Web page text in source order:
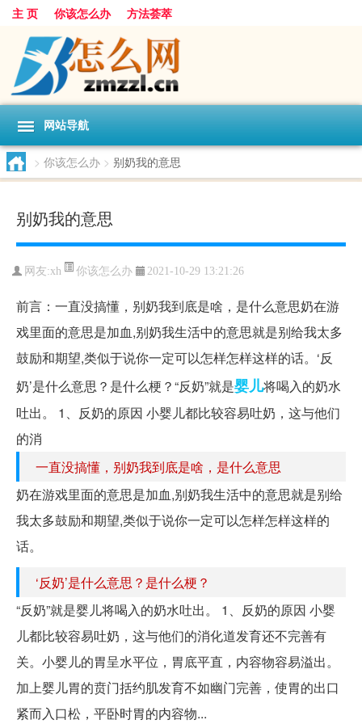
主 页 你该怎么办 方法荟萃
网站导航
> 你该怎么办 > 别奶我的意思
别奶我的意思
网友:xh 你该怎么办 2021-10-29 13:21:26
前言：一直没搞懂，别奶我到底是啥，是什么意思奶在游
戏里面的意思是加血,别奶我生活中的意思就是别给我太多
鼓励和期望,类似于说你一定可以怎样怎样这样的话。‘反
奶’是什么意思？是什么梗？“反奶”就是婴儿将喝入的奶水
吐出。 1、反奶的原因 小婴儿都比较容易吐奶，这与他们
的消
一直没搞懂，别奶我到底是啥，是什么意思
奶在游戏里面的意思是加血,别奶我生活中的意思就是别给
我太多鼓励和期望,类似于说你一定可以怎样怎样这样的
话。
‘反奶’是什么意思？是什么梗？
“反奶”就是婴儿将喝入的奶水吐出。 1、反奶的原因 小婴
儿都比较容易吐奶，这与他们的消化道发育还不完善有
关。小婴儿的胃呈水平位，胃底平直，内容物容易溢出。
加上婴儿胃的贲门括约肌发育不如幽门完善，使胃的出口
紧而入口松，平卧时胃的内容物...